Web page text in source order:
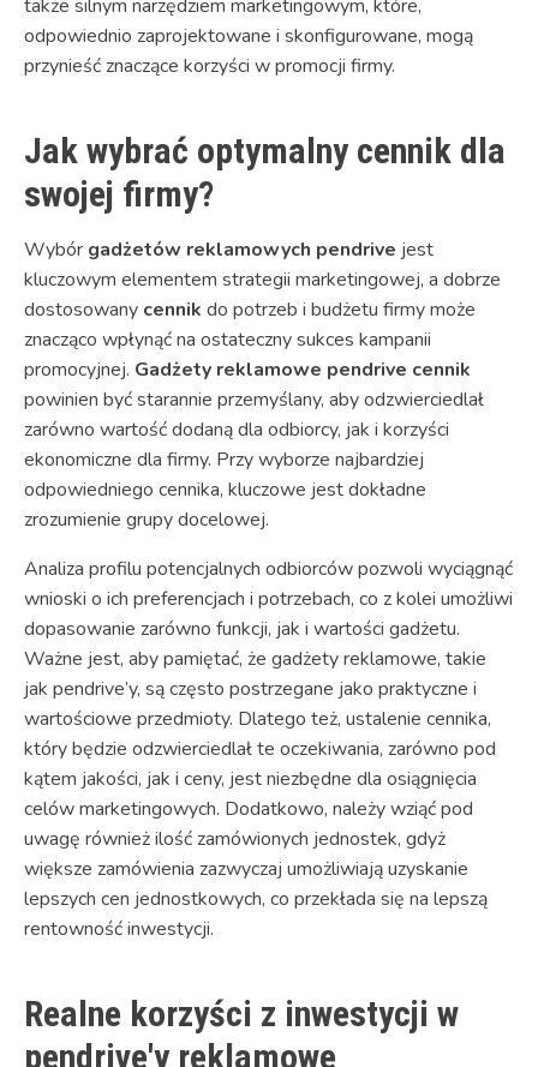
także silnym narzędziem marketingowym, które,
odpowiednio zaprojektowane i skonfigurowane, mogą
przynieść znaczące korzyści w promocji firmy.
Jak wybrać optymalny cennik dla
swojej firmy?
Wybór gadżetów reklamowych pendrive jest
kluczowym elementem strategii marketingowej, a dobrze
dostosowany cennik do potrzeb i budżetu firmy może
znacząco wpłynąć na ostateczny sukces kampanii
promocyjnej. Gadżety reklamowe pendrive cennik
powinien być starannie przemyślany, aby odzwierciedlał
zarówno wartość dodaną dla odbiorcy, jak i korzyści
ekonomiczne dla firmy. Przy wyborze najbardziej
odpowiedniego cennika, kluczowe jest dokładne
zrozumienie grupy docelowej.
Analiza profilu potencjalnych odbiorców pozwoli wyciągnąć
wnioski o ich preferencjach i potrzebach, co z kolei umożliwi
dopasowanie zarówno funkcji, jak i wartości gadżetu.
Ważne jest, aby pamiętać, że gadżety reklamowe, takie
jak pendrive’y, są często postrzegane jako praktyczne i
wartościowe przedmioty. Dlatego też, ustalenie cennika,
który będzie odzwierciedlał te oczekiwania, zarówno pod
kątem jakości, jak i ceny, jest niezbędne dla osiągnięcia
celów marketingowych. Dodatkowo, należy wziąć pod
uwagę również ilość zamówionych jednostek, gdyż
większe zamówienia zazwyczaj umożliwiają uzyskanie
lepszych cen jednostkowych, co przekłada się na lepszą
rentowność inwestycji.
Realne korzyści z inwestycji w
pendrive'y reklamowe